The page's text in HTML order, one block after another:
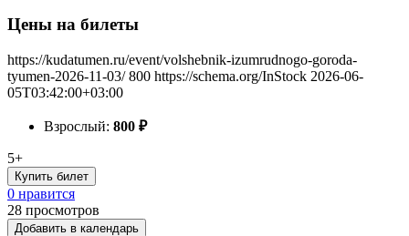
Цены на билеты
https://kudatumen.ru/event/volshebnik-izumrudnogo-goroda-
tyumen-2026-11-03/ 800 https://schema.org/InStock 2026-06-
05T03:42:00+03:00
Взрослый: 800 ₽
5+
Купить билет
0 нравится
28 просмотров
Добавить в календарь